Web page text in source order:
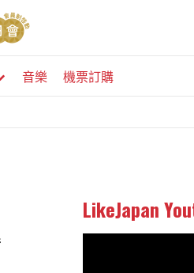
音樂 機票訂購
LikeJapan